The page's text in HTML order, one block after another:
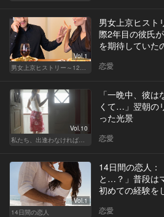
Vol.1
男女上京ヒストリー～12年目の悲哀～
男女上京ヒスト
際2年目の彼氏
を期待してい
恋愛
Vol.10
私たち、出逢わなければよかった
「一晩中、彼
くて…」翌朝の
った光景
恋愛
Vol.1
14日間の恋人
14日間の恋人：
と…？」普段は
初めての経験を
恋愛